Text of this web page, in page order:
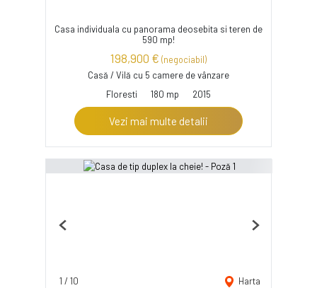
Casa individuala cu panorama deosebita si teren de
590 mp!
198,900 € (negociabil)
Casă / Vilă cu 5 camere de vânzare
Floresti
180 mp 2015
Vezi mai multe detalii
1 / 10 Harta
Previous Next